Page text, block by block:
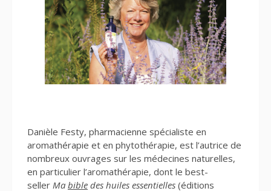
Danièle Festy, pharmacienne spécialiste en
aromathérapie et en phytothérapie, est l’autrice de
nombreux ouvrages sur les médecines naturelles,
en particulier l’aromathérapie, dont le best-
seller Ma bible des huiles essentielles (éditions